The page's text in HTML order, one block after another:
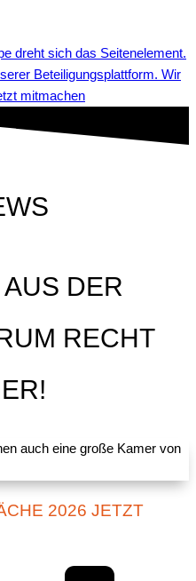
Beteiligungsplattform. Wir
mitmachen
DER
RECHT
2026 JETZT